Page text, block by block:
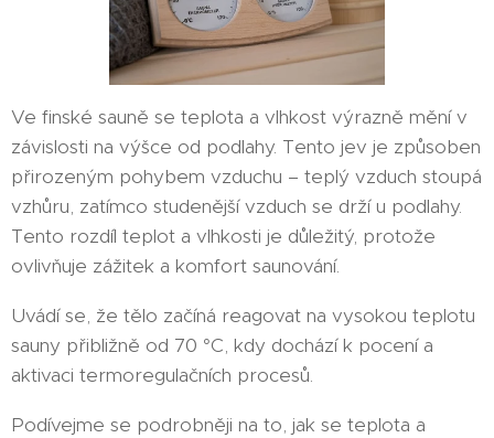
Ve finské sauně se teplota a vlhkost výrazně mění v
závislosti na výšce od podlahy. Tento jev je způsoben
přirozeným pohybem vzduchu – teplý vzduch stoupá
vzhůru, zatímco studenější vzduch se drží u podlahy.
Tento rozdíl teplot a vlhkosti je důležitý, protože
ovlivňuje zážitek a komfort saunování.
Uvádí se, že tělo začíná reagovat na vysokou teplotu
sauny přibližně od 70 °C, kdy dochází k pocení a
aktivaci termoregulačních procesů.
Podívejme se podrobněji na to, jak se teplota a